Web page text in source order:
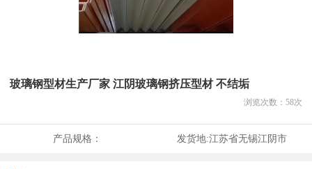
玻璃钢型材生产厂家 江阴玻璃钢挤压型材 不结垢
浏览次数： 58次
产品规格： 发货地:江苏省无锡江阴市